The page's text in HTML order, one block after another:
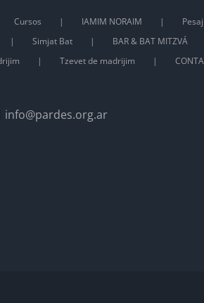
Cursos IAMIM NORAIM Pesaj
Simjat Bat BAR & BAT MITZVÁ
Tzevet de madrijim
info@pardes.org.ar